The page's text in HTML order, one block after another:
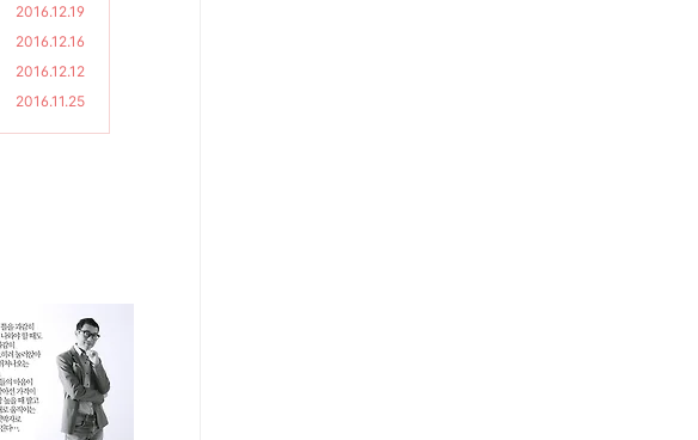
2016.12.19
2016.12.16
2016.12.12
2016.11.25